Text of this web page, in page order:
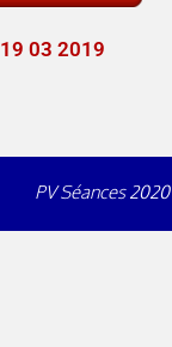
19 03 2019
PV Séances 2020